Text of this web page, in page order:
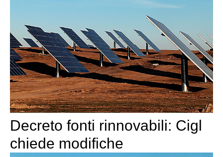
Decreto fonti rinnovabili: Cigl
chiede modifiche